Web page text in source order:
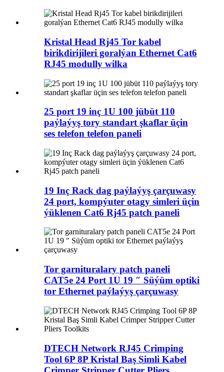
Kristal Head Rj45 Tor kabel
birikdirijileri goralýan Ethernet Cat6
RJ45 modully wilka
25 port 19 inç 1U 100 jübüt 110
paýlaýyş tory standart şkaflar üçin
ses telefon telefon paneli
19 Inç Rack dag paýlaýyş çarçuwasy
24 port, kompýuter otagy simleri üçin
ýüklenen Cat6 Rj45 patch paneli
Tor garnituralary patch paneli
CAT5e 24 Port 1U 19 ″ Süýüm optiki
tor Ethernet paýlaýyş çarçuwasy
DTECH Network RJ45 Crimping
Tool 6P 8P Kristal Baş Simli Kabel